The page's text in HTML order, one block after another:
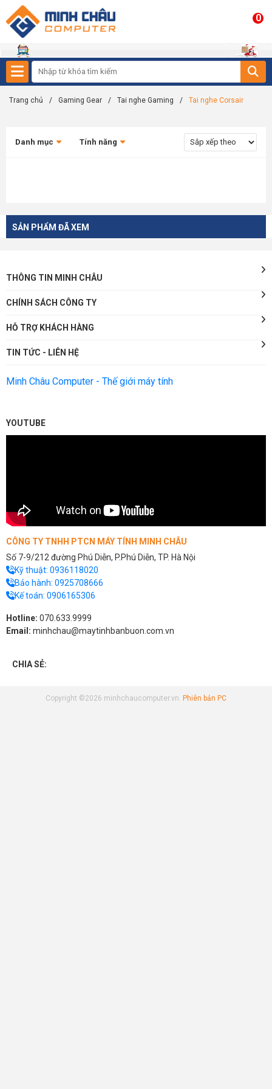
0
Trang chủ / Gaming Gear / Tai nghe Gaming / Tai nghe Corsair
Danh mục Tính năng
SẢN PHẨM ĐÃ XEM
THÔNG TIN MINH CHÂU
CHÍNH SÁCH CÔNG TY
HỖ TRỢ KHÁCH HÀNG
TIN TỨC - LIÊN HỆ
Minh Châu Computer - Thế giới máy tính
YOUTUBE
CÔNG TY TNHH PTCN MÁY TÍNH MINH CHÂU
Số 7-9/212 đường Phú Diễn, P.Phú Diễn, TP. Hà Nội
Kỹ thuật: 0936118020
Bảo hành: 0925708666
Kế toán: 0906165306
Hotline: 070.633.9999
Email: minhchau@maytinhbanbuon.com.vn
CHIA SẺ:
Copyright ©2026 minhchaucomputer.vn. Phiên bản PC